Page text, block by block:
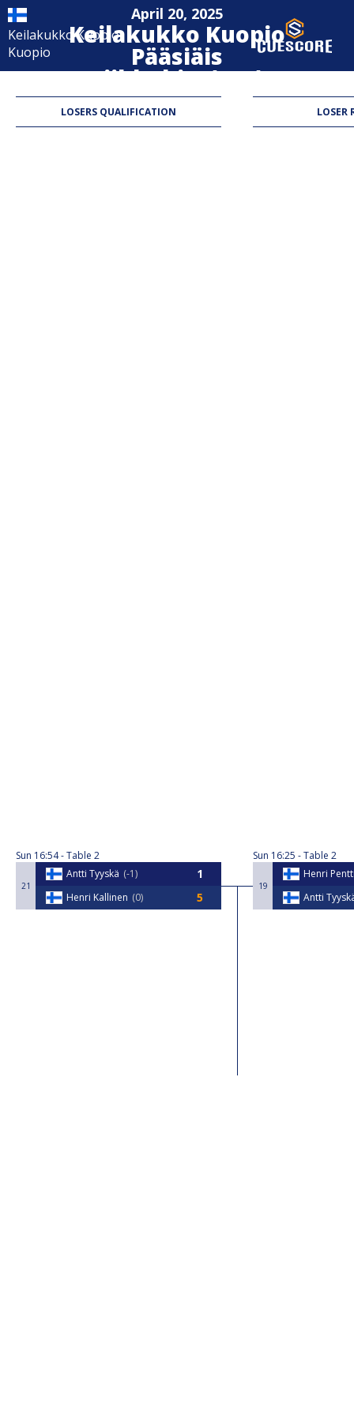
Keilakukko Kuopio
Kuopio
April 20, 2025
Keilakukko Kuopio
Pääsiäis
viikkokisa(20€)
9-Ball
LOSERS QUALIFICATION LOSER
Sun 16:54 Table 2
21
Antti Tyyskä -1
Henri Kallinen
0
Sun 16:25 Table 2
19
Henri
Antti